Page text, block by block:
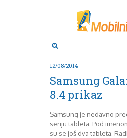
12/08/2014
Samsung
8.4 prikaz
Samsung je nedavno
seriju tableta. Pod
su se još dva tableta.